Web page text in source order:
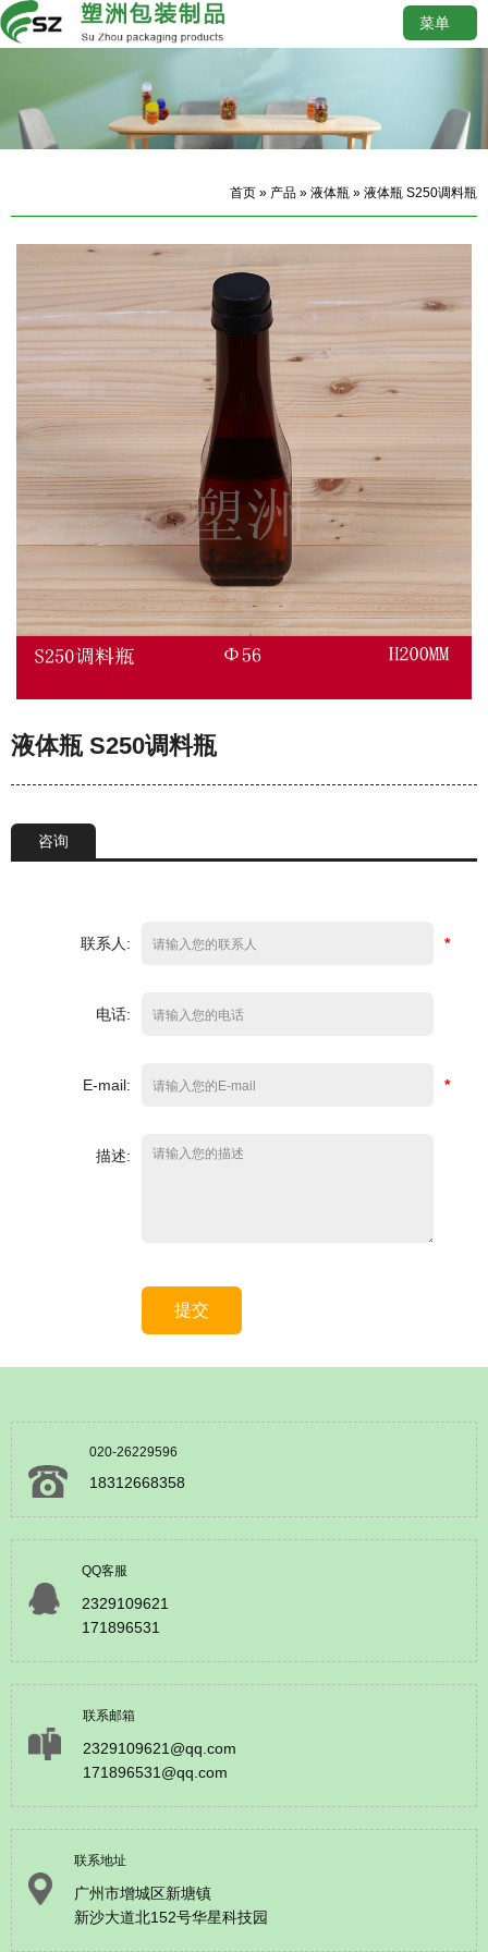
菜单
首页 » 产品 » 液体瓶 » 液体瓶 S250调料瓶
液体瓶 S250调料瓶
咨询
*
联系人:
电话:
*
E-mail:
描述:
提交
020-26229596
18312668358
QQ客服
2329109621
171896531
联系邮箱
2329109621@qq.com
171896531@qq.com
联系地址
广州市增城区新塘镇
新沙大道北152号华星科技园